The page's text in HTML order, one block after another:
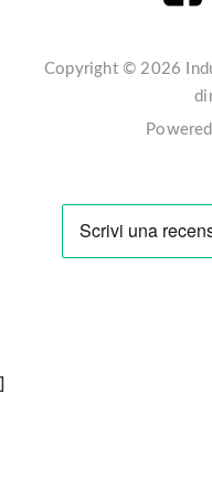
Copyright © 2026
]